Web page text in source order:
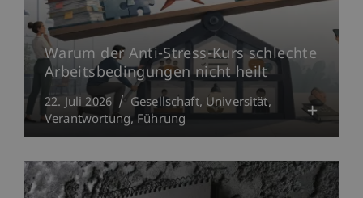
Warum der Anti-Stress-Kurs schlechte
Arbeitsbedingungen nicht heilt
22. Juli 2026 Gesellschaft Universität
Verantwortung Führung